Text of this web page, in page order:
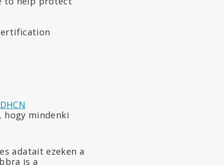
hogy mindenki
adatait ezeken a
is a